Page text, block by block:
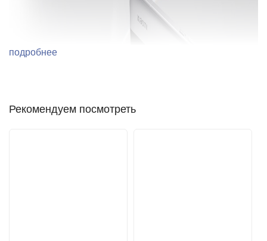
подробнее
Рекомендуем посмотреть